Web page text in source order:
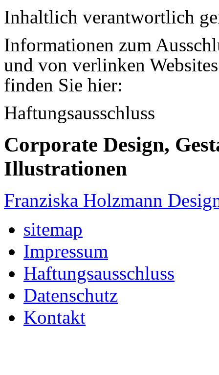
Inhaltlich verantwortlich
Informationen zum
und von verlinken
finden Sie hier:
Haftungsausschluss
Corporate Design,
Illustrationen
Franziska Holzmann
sitemap
Impressum
Haftungsausschluss
Datenschutz
Kontakt